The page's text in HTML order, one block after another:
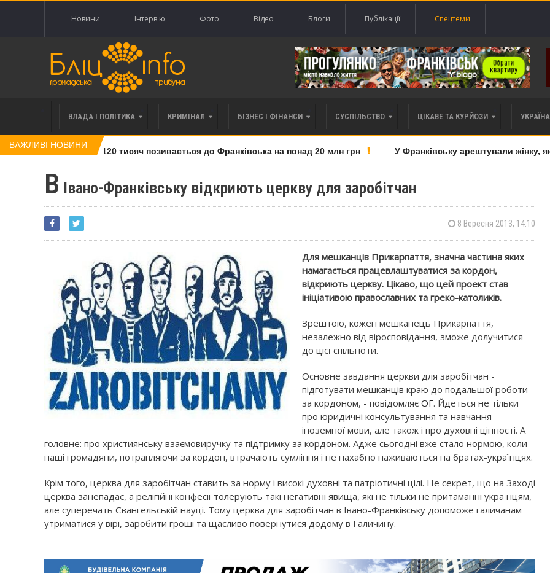
Новини Інтерв'ю Фото Відео Блоги Публікації Спецтеми
ВЛАДА І ПОЛІТИКА КРИМІНАЛ БІЗНЕС І ФІНАНСИ СУСПІЛЬСТВО ЦІКАВЕ ТА КУРЙОЗИ
ВАЖЛИВІ НОВИНИ
права вимоги за 120 тисяч позивається до Франківська на понад 20 млн грн У Франківську арештували жінку,
В Івано-Франківську відкриють церкву для заробітчан
8 Вересня 2013, 14:10
Для мешканців Прикарпаття, значна частина яких
намагається працевлаштуватися за кордон,
відкриють церкву. Цікаво, що цей проект став
ініціативою православних та греко-католиків.
Зрештою, кожен мешканець Прикарпаття,
незалежно від віросповідання, зможе долучитися
до цієї спільноти.
Основне завдання церкви для заробітчан -
підготувати мешканців краю до подальшої роботи
за кордоном, - повідомляє ОГ. Йдеться не тільки
про юридичні консультування та навчання
іноземної мови, але також і про духовні цінності. А
головне: про християнську взаємовиручку та підтримку за кордоном. Адже сьогодні вже стало нормою, коли
наші громадяни, потрапляючи за кордон, втрачають сумління і не нахабно наживаються на братах-українцях.
Крім того, церква для заробітчан ставить за норму і високі духовні та патріотичні цілі. Не секрет, що на Заході
церква занепадає, а релігійні конфесії толерують такі негативні явища, які не тільки не притаманні українцям,
але суперечать Євангельській науці. Тому церква для заробітчан в Івано-Франківську допоможе галичанам
утриматися у вірі, заробити гроші та щасливо повернутися додому в Галичину.